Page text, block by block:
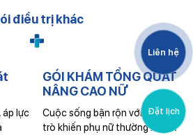
điều trị khác
áp lực
GÓI KHÁM TỔNG QUÁT
NÂNG CAO NỮ
Cuộc sống bận rộn với đa vai
trò khiến phụ nữ thường xuyên
Liên hệ
Đặt lịch